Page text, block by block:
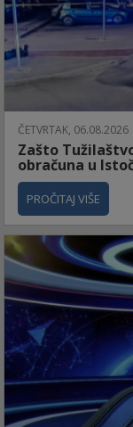
ČETVRTAK,
Zašto
obračuna u
PROČITAJ VIŠE